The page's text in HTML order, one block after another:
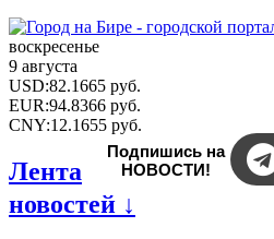
воскресенье
9 августа
USD:82.1665 руб.
EUR:94.8366 руб.
CNY:12.1655 руб.
Подпишись на
НОВОСТИ!
Лента
новостей ↓